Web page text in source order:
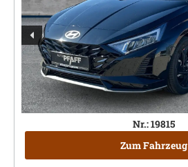
Nr.: 19815
Zum Fahrzeug